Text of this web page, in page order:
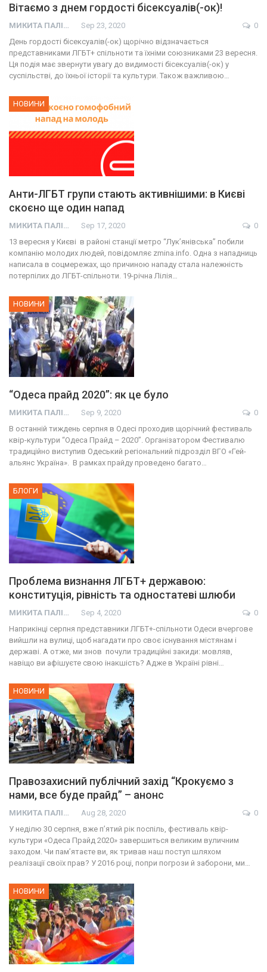
Вітаємо з днем гордості бісексуалів(-ок)!
МИКИТА ПАЛІЙ Sep 23, 2020
0
День гордості бісексуалів(-ок) щорічно відзначається
представниками ЛГБТ+ спільноти та їхніми союзниками 23 вересня.
Ця подія має звернути увагу до видимості бісексуалів(-ок) у
суспільстві, до їхньої історії та культури. Також важливою…
НОВИНИ
Анти-ЛГБТ групи стають активнішими: в Києві
скоєно ще один напад
МИКИТА ПАЛІЙ Sep 17, 2020
0
13 вересня у Києві в районі станції метро “Лук’янівська” побили
компанію молодих людей, повідомляє zmina.info. Одна з нападниць
написала в соцмережах, що причиною нападу стала належність
потерпілих до ЛГБТ-спільноти. 19-річна Лілія…
НОВИНИ
“Одеса прайд 2020”: як це було
МИКИТА ПАЛІЙ Sep 9, 2020
0
В останній тиждень серпня в Одесі проходив щорічний фестиваль
квір-культури “Одеса Прайд – 2020”. Організатором Фестивалю
традиційно виступив Одеський регіональний підрозділ ВГО «Гей-
альянс Україна». В рамках прайду проведено багато…
БЛОГИ
Проблема визнання ЛГБТ+ державою:
конституція, рівність та одностатеві шлюби
МИКИТА ПАЛІЙ Sep 4, 2020
0
Наприкінці серпня представники ЛГБТ+-спільноти Одеси вчергове
вийшли на вулиці, щоб нагадати про своє існування містянам і
державі. А отже, ми знов почули традиційні закиди: мовляв,
навіщо ви афішуєте свою інакшість? Адже в Україні рівні…
НОВИНИ
Правозахисний публічний захід “Крокуємо з
нами, все буде прайд” – анонс
МИКИТА ПАЛІЙ Aug 28, 2020
0
У неділю 30 серпня, вже п’ятий рік поспіль, фестиваль квір-
культури «Одеса Прайд 2020» завершиться великим вуличним
заходом. Чи пам’ятаєте ви, як тривав наш поступ шляхом
реалізації своїх прав? У 2016 році, попри погрози й заборони, ми…
НОВИНИ